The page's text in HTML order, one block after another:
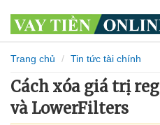
Trang chủ Tin tức tài chính
Cách xóa giá trị
và LowerFilters